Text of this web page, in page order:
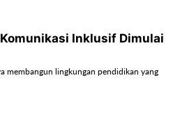
Inklusif Dimulai
membangun lingkungan pendidikan yang